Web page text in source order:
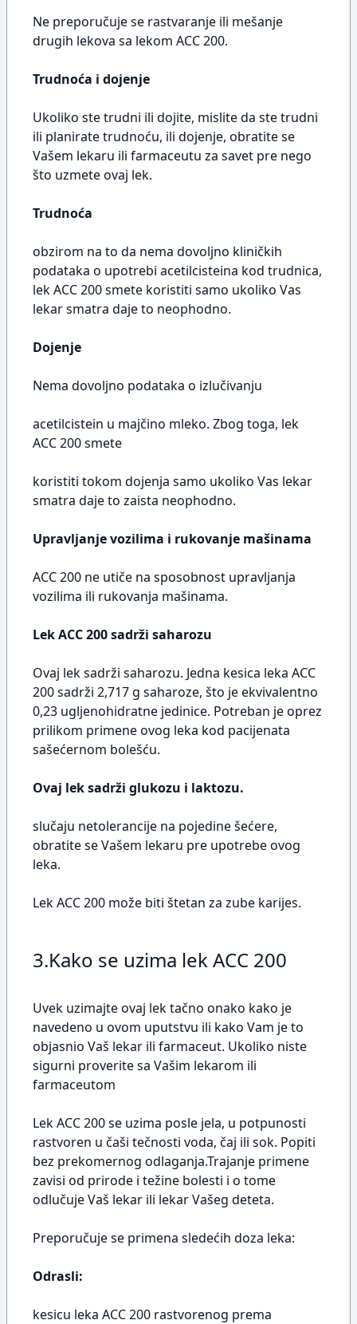
Ne preporučuje se rastvaranje ili mešanje
drugih lekova sa lekom ACC 200.
Trudnoća i dojenje
Ukoliko ste trudni ili dojite, mislite da ste trudni
ili planirate trudnoću, ili dojenje, obratite se
Vašem lekaru ili farmaceutu za savet pre nego
što uzmete ovaj lek.
Trudnoća
obzirom na to da nema dovoljno kliničkih
podataka o upotrebi acetilcisteina kod trudnica,
lek ACC 200 smete koristiti samo ukoliko Vas
lekar smatra daje to neophodno.
Dojenje
Nema dovoljno podataka o izlučivanju
acetilcistein u majčino mleko. Zbog toga, lek
ACC 200 smete
koristiti tokom dojenja samo ukoliko Vas lekar
smatra daje to zaista neophodno.
Upravljanje vozilima i rukovanje mašinama
ACC 200 ne utiče na sposobnost upravljanja
vozilima ili rukovanja mašinama.
Lek ACC 200 sadrži saharozu
Ovaj lek sadrži saharozu. Jedna kesica leka ACC
200 sadrži 2,717 g saharoze, što je ekvivalentno
0,23 ugljenohidratne jedinice. Potreban je oprez
prilikom primene ovog leka kod pacijenata
sašećernom bolešću.
Ovaj lek sadrži glukozu i laktozu.
slučaju netolerancije na pojedine šećere,
obratite se Vašem lekaru pre upotrebe ovog
leka.
Lek ACC 200 može biti štetan za zube karijes.
3.Kako se uzima lek ACC 200
Uvek uzimajte ovaj lek tačno onako kako je
navedeno u ovom uputstvu ili kako Vam je to
objasnio Vaš lekar ili farmaceut. Ukoliko niste
sigurni proverite sa Vašim lekarom ili
farmaceutom
Lek ACC 200 se uzima posle jela, u potpunosti
rastvoren u čaši tečnosti voda, čaj ili sok. Popiti
bez prekomernog odlaganja.Trajanje primene
zavisi od prirode i težine bolesti i o tome
odlučuje Vaš lekar ili lekar Vašeg deteta.
Preporučuje se primena sledećih doza leka:
Odrasli:
kesicu leka ACC 200 rastvorenog prema